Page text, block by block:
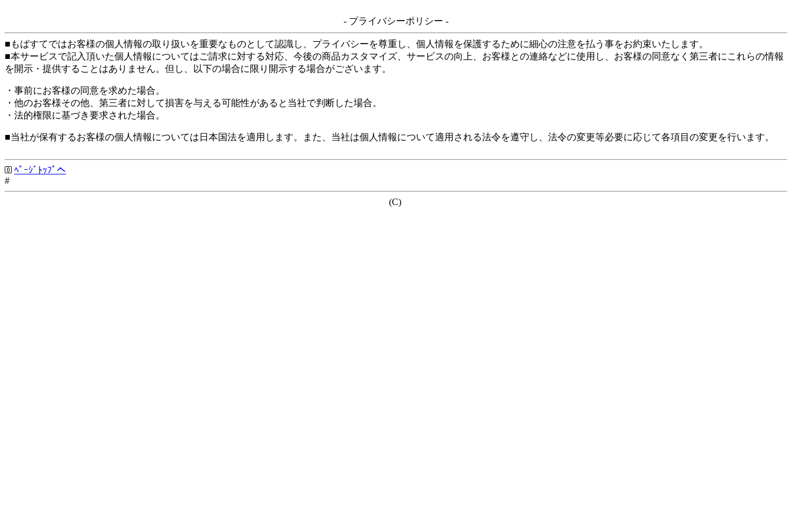
- プライバシーポリシー -
■もばすてではお客様の個人情報の取り扱いを重要なものとして認識し、プライバシーを尊重し、個人情報を保護するために細心の注意を払う事をお約束いたします。
■本サービスで記入頂いた個人情報についてはご請求に対する対応、今後の商品カスタマイズ、サービスの向上、お客様との連絡などに使用し、お客様の同意なく第三者にこれらの情報
を開示・提供することはありません。但し、以下の場合に限り開示する場合がございます。
・事前にお客様の同意を求めた場合。
・他のお客様その他、第三者に対して損害を与える可能性があると当社で判断した場合。
・法的権限に基づき要求された場合。
■当社が保有するお客様の個人情報については日本国法を適用します。また、当社は個人情報について適用される法令を遵守し、法令の変更等必要に応じて各項目の変更を行います。
ﾍﾟｰｼﾞﾄｯﾌﾟへ
#
(C)